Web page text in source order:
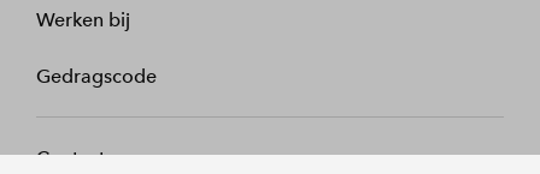
Werken bij
Gedragscode
Contact